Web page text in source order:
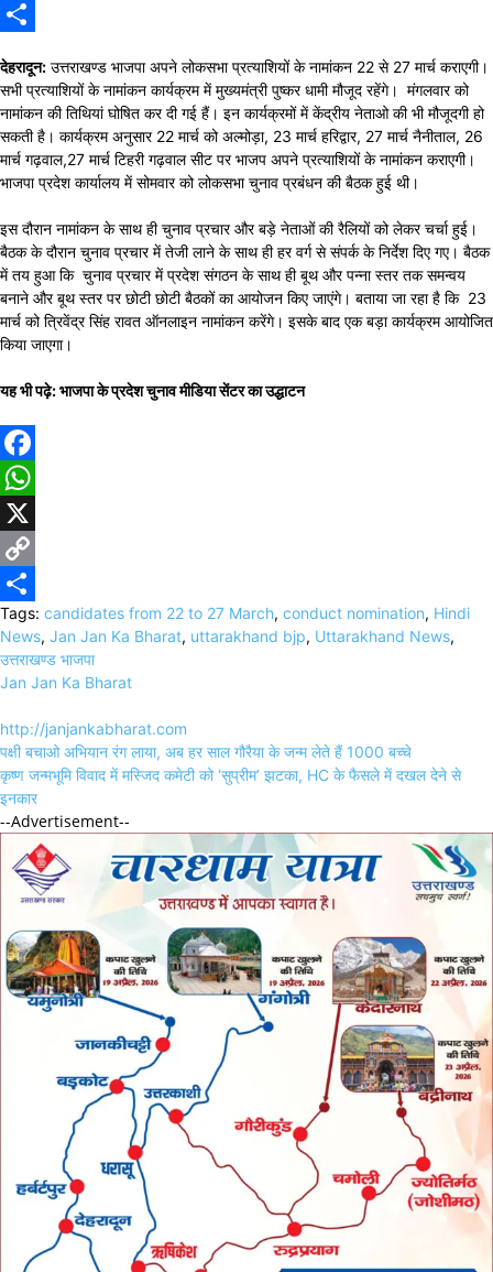
Copy
देहरादून: उत्तराखण्ड भाजपा अपने लोकसभा प्रत्याशियों के नामांकन 22 से 27 मार्च कराएगी।
सभी प्रत्याशियों के नामांकन कार्यक्रम में मुख्यमंत्री पुष्कर धामी मौजूद रहेंगे। मंगलवार को
नामांकन की तिथियां घोषित कर दी गई हैं। इन कार्यक्रमों में केंद्रीय नेताओ की भी मौजूदगी हो
सकती है। कार्यक्रम अनुसार 22 मार्च को अल्मोड़ा, 23 मार्च हरिद्वार, 27 मार्च नैनीताल, 26
मार्च गढ़वाल,27 मार्च टिहरी गढ़वाल सीट पर भाजप अपने प्रत्याशियों के नामांकन कराएगी।
भाजपा प्रदेश कार्यालय में सोमवार को लोकसभा चुनाव प्रबंधन की बैठक हुई थी।
इस दौरान नामांकन के साथ ही चुनाव प्रचार और बड़े नेताओं की रैलियों को लेकर चर्चा हुई।
बैठक के दौरान चुनाव प्रचार में तेजी लाने के साथ ही हर वर्ग से संपर्क के निर्देश दिए गए। बैठक
में तय हुआ कि चुनाव प्रचार में प्रदेश संगठन के साथ ही बूथ और पन्ना स्तर तक समन्वय
बनाने और बूथ स्तर पर छोटी छोटी बैठकों का आयोजन किए जाएंगे। बताया जा रहा है कि 23
मार्च को त्रिवेंद्र सिंह रावत ऑनलाइन नामांकन करेंगे। इसके बाद एक बड़ा कार्यक्रम आयोजित
किया जाएगा।
यह भी पढ़े: भाजपा के प्रदेश चुनाव मीडिया सेंटर का उद्धाटन
Facebook
WhatsApp
X
Copy
Link
Share
Tags: candidates from 22 to 27 March, conduct nomination, Hindi
News, Jan Jan Ka Bharat, uttarakhand bjp, Uttarakhand News,
उत्तराखण्ड भाजपा
Jan Jan Ka Bharat
http://janjankabharat.com
Post
navigation
पक्षी बचाओ अभियान रंग लाया, अब हर साल गौरैया के जन्म लेते हैं 1000 बच्चे
कृष्ण जन्मभूमि विवाद में मस्जिद कमेटी को ‘सुप्रीम’ झटका, HC के फैसले में दखल देने से
इनकार
--Advertisement--